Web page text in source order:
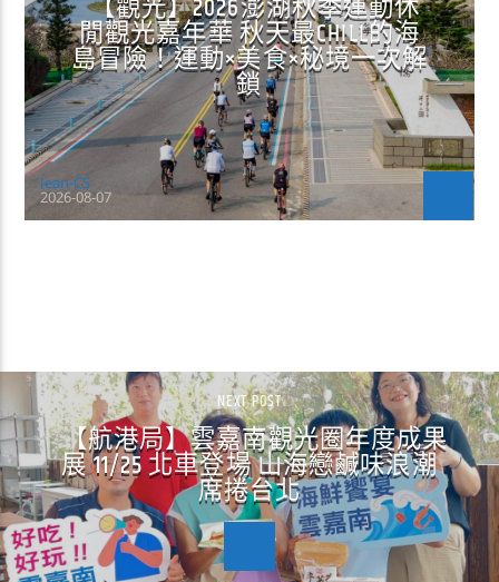
【觀光】2026澎湖秋季運動休
閒觀光嘉年華 秋天最CHILL的海
島冒險！運動×美食×秘境一次解
鎖
Jean-CS
2026-08-07
NEXT POST
【航港局】雲嘉南觀光圈年度成果
展 11/25 北車登場 山海戀鹹味浪潮
席捲台北